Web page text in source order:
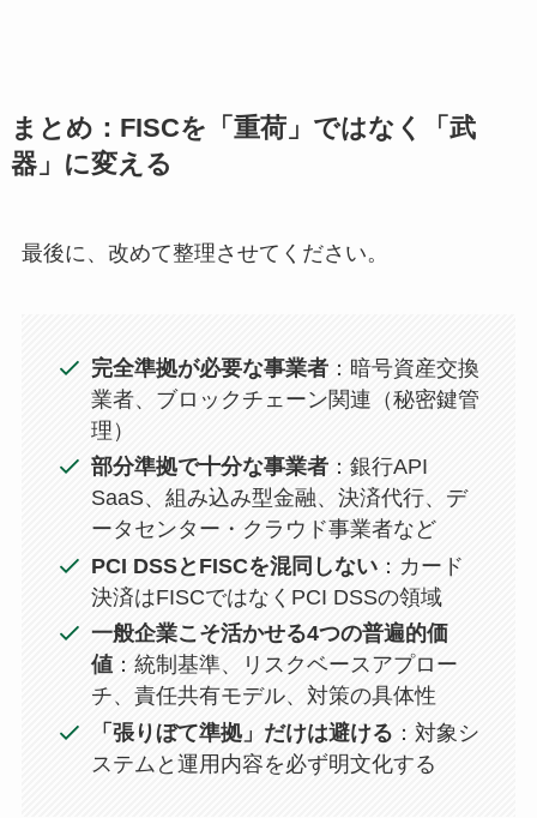
まとめ：FISCを「重荷」ではなく「武
器」に変える
最後に、改めて整理させてください。
完全準拠が必要な事業者 ：暗号資産交換
業者、ブロックチェーン関連（秘密鍵管
理）
部分準拠で十分な事業者 ：銀行API
SaaS、組み込み型金融、決済代行、デ
ータセンター・クラウド事業者など
PCI DSSとFISCを混同しない ：カード
決済はFISCではなくPCI DSSの領域
一般企業こそ活かせる4つの普遍的価
値 ：統制基準、リスクベースアプロー
チ、責任共有モデル、対策の具体性
「張りぼて準拠」だけは避ける ：対象シ
ステムと運用内容を必ず明文化する